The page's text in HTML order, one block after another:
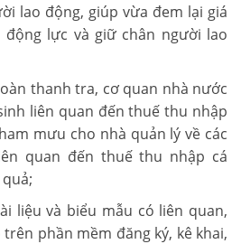
lao động, giúp vừa đem lại giá
lực và giữ chân người lao
thanh tra, cơ quan nhà nước
liên quan đến thuế thu nhập
mưu cho nhà quản lý về các
quan đến thuế thu nhập cá
liệu và biểu mẫu có liên quan,
phần mềm đăng ký, kê khai,